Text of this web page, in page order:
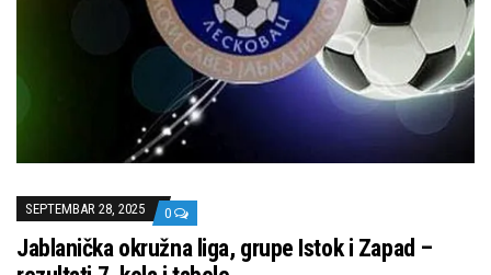
SEPTEMBAR 28, 2025 0
Jablanička okružna liga, grupe Istok i Zapad –